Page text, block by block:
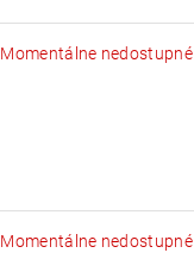
Momentálne nedostupné
Momentálne nedostupné